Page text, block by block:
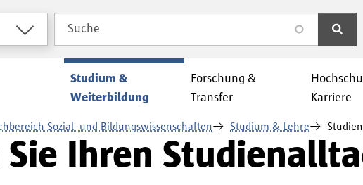
Suche
search
Studium &
Weiterbildung
Forschung &
Transfer
Karriere
Sozial- und Bildungswissenschaften Studium & Lehre
Sie Ihren